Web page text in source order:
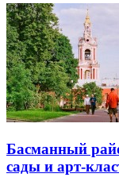
Басманный
сады и арт-